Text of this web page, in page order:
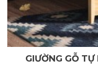
GIƯỜNG GỖ